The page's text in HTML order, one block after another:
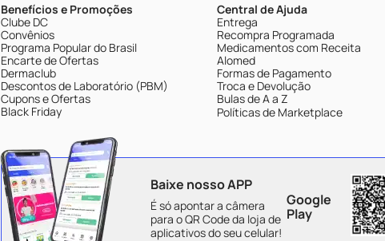
Benefícios e Promoções
Clube DC
Convênios
Programa Popular do Brasil
Encarte de Ofertas
Dermaclub
Descontos de Laboratório (PBM)
Cupons e Ofertas
Black Friday
Central de Ajuda
Entrega
Recompra Programada
Medicamentos com Receita
Alomed
Formas de Pagamento
Troca e Devolução
Bulas de A a Z
Políticas de Marketplace
Baixe nosso APP
É só apontar a câmera
para o QR Code da loja de
aplicativos do seu celular!
Google
Play